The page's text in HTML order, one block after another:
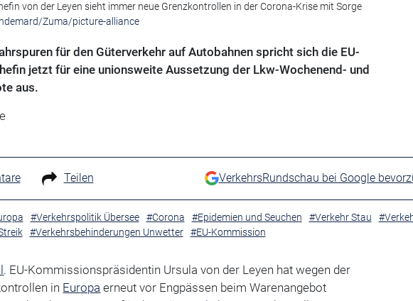
von der Leyen sieht immer neue Grenzkontrollen in der Corona-Krise mit Sorge
Zuma/picture-alliance
für den Güterverkehr auf Autobahnen spricht sich die EU-
jetzt für eine unionsweite Aussetzung der Lkw-Wochenend- und
aus.
Teilen VerkehrsRundschau bei Google
#Verkehrspolitik Übersee #Corona #Epidemien und Seuchen #Verkehr Stau
#Verkehrsbehinderungen Unwetter #EU-Kommission
. EU-Kommissionspräsidentin Ursula von der Leyen hat wegen der
in Europa erneut vor Engpässen beim Warenangebot